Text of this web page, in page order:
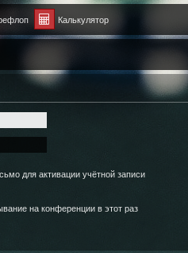
Калькулятор
для активации учётной записи
на конференции в этот раз